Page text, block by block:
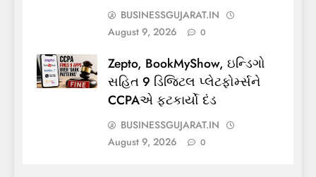
BUSINESSGUJARAT.IN
August 9, 2026
0
Zepto, BookMyShow, ઇન્ડિગો
સહિત 9 ડિજિટલ પ્લેટફોર્મ્સને
CCPAએ ફટકાર્યો દંડ
BUSINESSGUJARAT.IN
August 9, 2026
0